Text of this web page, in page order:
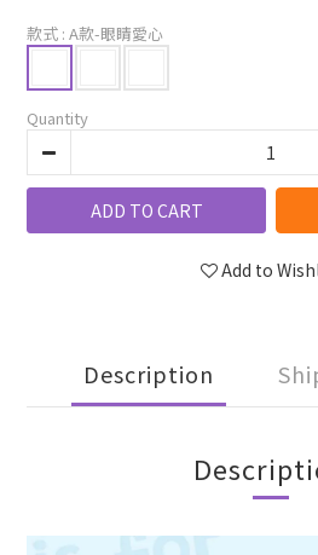
款式 : A款-眼睛愛心
Quantity
ADD TO CART
Add to
Description